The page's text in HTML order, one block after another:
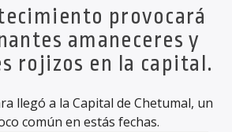
FM
provocará
amaneceres y
rojizos en la capital.
llegó a la Capital de Chetumal, un
común en estás fechas.